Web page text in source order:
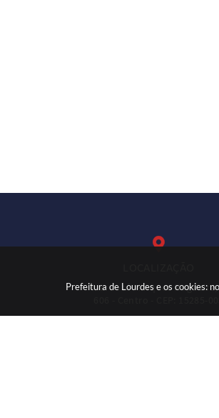
Prefeitura de Lourdes e os cookies:
Rua: José Marques Nogueira,